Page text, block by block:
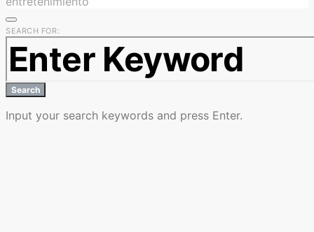
SEARCH FOR:
Search
Input your search keywords and press Enter.